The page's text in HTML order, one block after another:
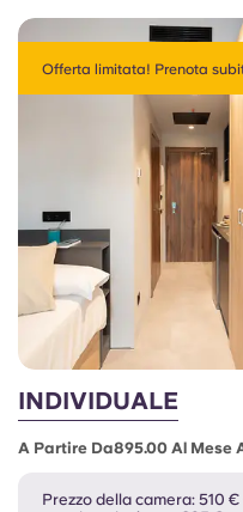
Offerta limitata! Prenota
INDIVIDUALE
A Partire Da895.00 Al Mese
Prezzo della camera: 510 €